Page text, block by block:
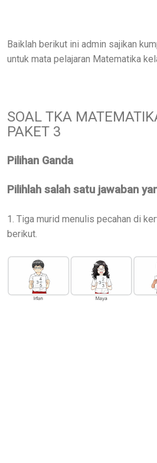
Baiklah berikut ini admin sajikan
untuk mata pelajaran Matematika
SOAL TKA
PAKET 3
Pilihan Ganda
Pilihlah salah satu jawaban
1. Tiga murid menulis pecahan di
berikut.